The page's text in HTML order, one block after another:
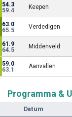
54.3
59.4
Keepen
63.0
65.5
Verdedigen
61.9
64.5
Middenveld
59.0
63.1
Aanvallen
Programma &
Datum